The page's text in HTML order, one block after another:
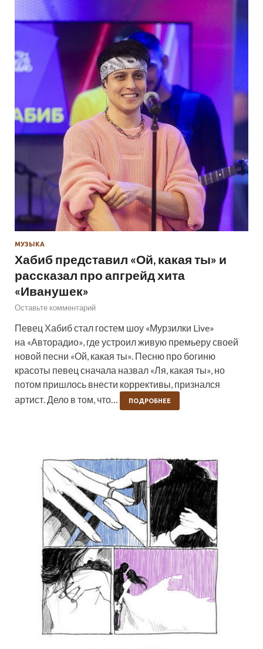
МУЗЫКА
Хабиб представил «Ой, какая ты» и
рассказал про апгрейд хита
«Иванушек»
Оставьте комментарий
Певец Хабиб стал гостем шоу «Мурзилки Live»
на «Авторадио», где устроил живую премьеру своей
новой песни «Ой, какая ты». Песню про богиню
красоты певец сначала назвал «Ля, какая ты», но
потом пришлось внести коррективы, признался
артист. Дело в том, что…
ПОДРОБНЕЕ